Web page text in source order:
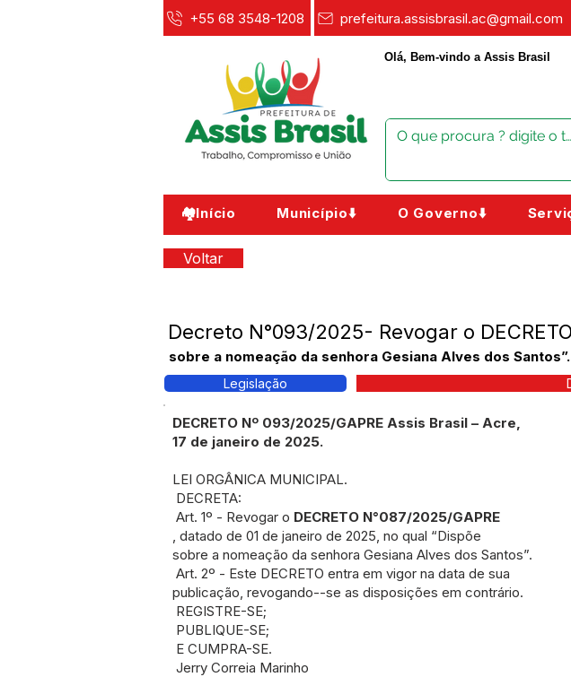
+55 68 3548-1208 prefeitura.assisbrasil.ac@gmail.com
Olá, Bem-vindo a Assis Brasil
🏘️Início Município⬇️ O Governo⬇️
Voltar
Decreto N°093/2025- Revogar o
sobre a nomeação da senhora Gesiana Alves dos
Legislação
DECRETO Nº 093/2025/GAPRE Assis Brasil – Acre,
17 de janeiro de 2025.
LEI ORGÂNICA MUNICIPAL.
DECRETA:
Art. 1º - Revogar o DECRETO N°087/2025/GAPRE
, datado de 01 de janeiro de 2025, no qual “Dispõe
sobre a nomeação da senhora Gesiana Alves dos Santos”.
Art. 2º - Este DECRETO entra em vigor na data de sua
publicação, revogando--se as disposições em contrário.
REGISTRE-SE;
PUBLIQUE-SE;
E CUMPRA-SE.
Jerry Correia Marinho